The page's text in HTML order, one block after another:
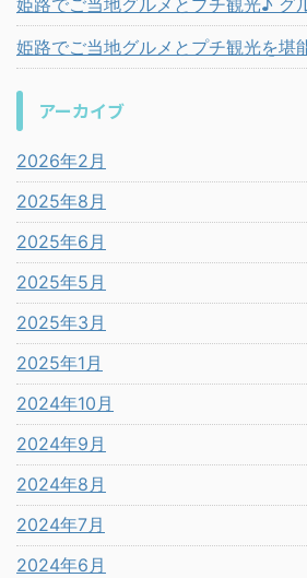
姫路でご当地グルメとプチ観光を堪
アーカイブ
2026年2月
2025年8月
2025年6月
2025年5月
2025年3月
2025年1月
2024年10月
2024年9月
2024年8月
2024年7月
2024年6月